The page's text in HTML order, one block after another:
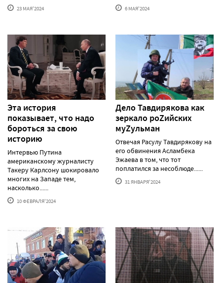
23 МАЯ'2024 6 МАЯ'2024
Эта история
показывает, что надо
бороться за свою
историю
Интервью Путина
американскому журналисту
Такеру Карлсону шокировало
многих на Западе тем,
насколько......
10 ФЕВРАЛЯ'2024
Дело Тавдирякова как
зеркало роZийских
муZульман
Отвечая Расулу Тавдирякову на
его обвинения Асламбека
Эжаева в том, что тот
поплатился за несоблюде......
31 ЯНВАРЯ'2024